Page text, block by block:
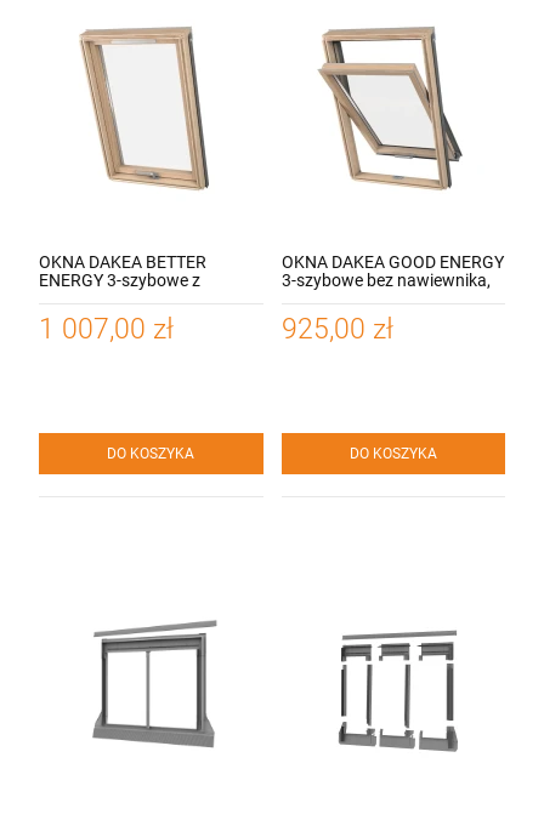
OKNA DAKEA BETTER
ENERGY 3-szybowe z
nawiewnikiem, otwieranie
dolne, współczynnik 1.1
W/M2 K
1 007,00 zł
DO KOSZYKA
OKNA DAKEA GOOD ENERGY
3-szybowe bez nawiewnika,
otwieranie dolne,
współczynnik 1.1 W/M2 K
925,00 zł
DO KOSZYKA